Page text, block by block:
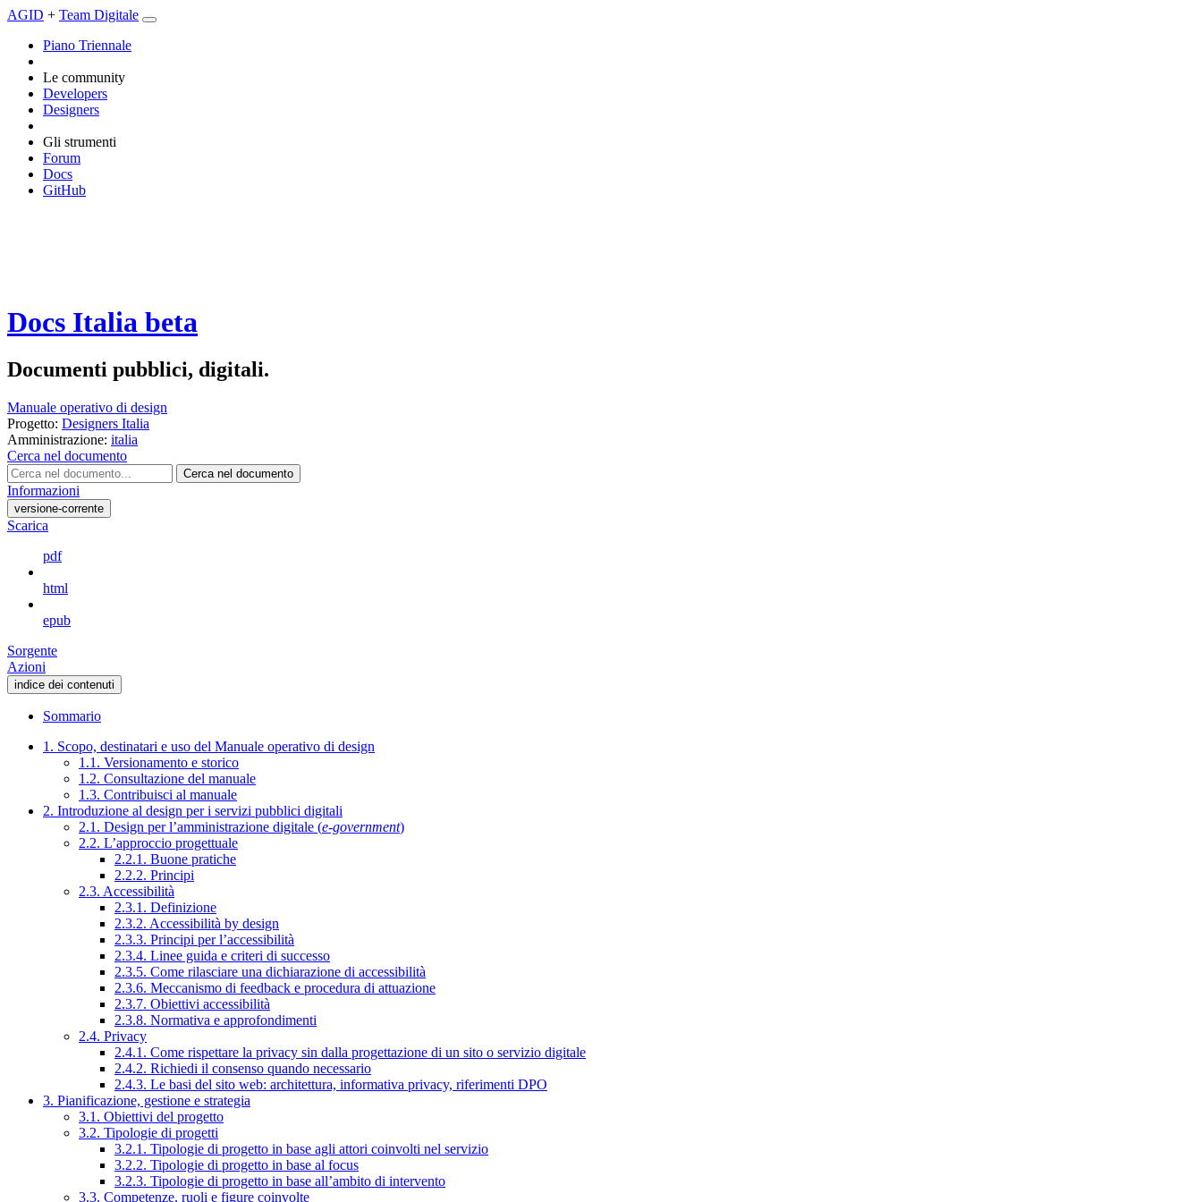
AGID + Team Digitale
Piano Triennale
Le community
Developers
Designers
Gli strumenti
Forum
Docs
GitHub
Docs Italia beta
Documenti pubblici, digitali.
Manuale operativo di design
Progetto: Designers Italia
Amministrazione: italia
Cerca nel documento
Cerca nel documento
Informazioni
versione-corrente
Scarica
pdf
html
epub
Sorgente
Azioni
indice dei contenuti
Sommario
1. Scopo, destinatari e uso del Manuale operativo di design
1.1. Versionamento e storico
1.2. Consultazione del manuale
1.3. Contribuisci al manuale
2. Introduzione al design per i servizi pubblici digitali
2.1. Design per l’amministrazione digitale (e-government)
2.2. L’approccio progettuale
2.2.1. Buone pratiche
2.2.2. Principi
2.3. Accessibilità
2.3.1. Definizione
2.3.2. Accessibilità by design
2.3.3. Principi per l’accessibilità
2.3.4. Linee guida e criteri di successo
2.3.5. Come rilasciare una dichiarazione di accessibilità
2.3.6. Meccanismo di feedback e procedura di attuazione
2.3.7. Obiettivi accessibilità
2.3.8. Normativa e approfondimenti
2.4. Privacy
2.4.1. Come rispettare la privacy sin dalla progettazione di un sito o servizio digitale
2.4.2. Richiedi il consenso quando necessario
2.4.3. Le basi del sito web: architettura, informativa privacy, riferimenti DPO
3. Pianificazione, gestione e strategia
3.1. Obiettivi del progetto
3.2. Tipologie di progetti
3.2.1. Tipologie di progetto in base agli attori coinvolti nel servizio
3.2.2. Tipologie di progetto in base al focus
3.2.3. Tipologie di progetto in base all’ambito di intervento
3.3. Competenze, ruoli e figure coinvolte